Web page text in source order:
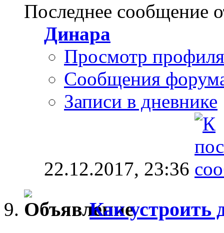
Последнее сообщение
Динара
Просмотр профиля
Сообщения
Записи в дневнике
22.12.2017, 23:36
Как устроить